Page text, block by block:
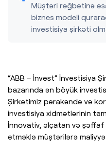
Müştəri rəğbətinə
biznes modeli
investisiya şirkəti
“ABB – İnvest” İnvestisiya
bazarında ən böyük
Şirkətimiz pərakəndə və
investisiya xidmətlərinin
İnnovativ, əlçatan və
etməklə müştərilərə